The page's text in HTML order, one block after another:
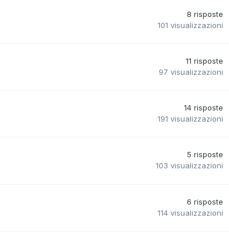
8 risposte
101 visualizzazioni
11 risposte
97 visualizzazioni
14 risposte
191 visualizzazioni
5 risposte
103 visualizzazioni
6 risposte
114 visualizzazioni